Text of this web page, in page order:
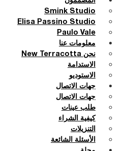
Smink Studio
Elisa Passino Studio
Paulo Vale
معلومات عنا
نحن New Terracotta
الاستدامة
الاستوديو
جهات الاتصال
جهات الاتصال
طلب عينات
كيفية الشراء
التنزيلات
الأسئلة الشائعة